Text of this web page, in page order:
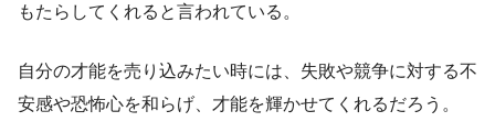
もたらしてくれると言われている。
自分の才能を売り込みたい時には、失敗や競争に対する不
安感や恐怖心を和らげ、才能を輝かせてくれるだろう。